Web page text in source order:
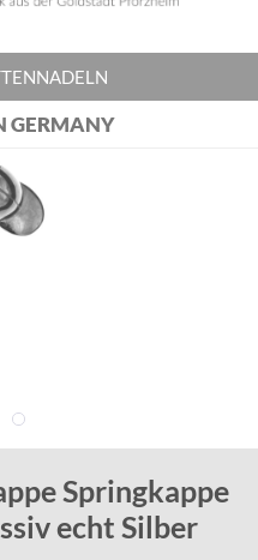
GERMANY
Springkappe
echt Silber